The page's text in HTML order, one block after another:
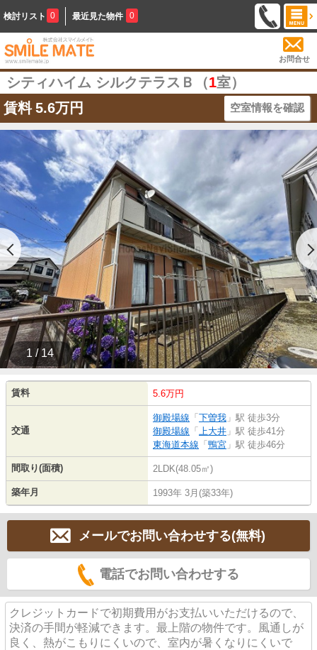
検討リスト 0 最近見た物件 0
お問合せ
シティハイム シルクテラスＢ（1室）
賃料 5.6万円 空室情報を確認
1 / 14
賃料 5.6万円
交通
御殿場線 「 下曽我 」駅 徒歩3分
御殿場線 「 上大井 」駅 徒歩41分
東海道本線 「 鴨宮 」駅 徒歩46分
間取り(面積) 2LDK(48.05㎡)
築年月 1993年 3月(築33年)
メールでお問い合わせする(無料)
電話でお問い合わせする
クレジットカードで初期費用がお支払いいただけるので、
決済の手間が軽減できます。最上階の物件です。風通しが
良く、熱がこもりにくいので、室内が暑くなりにくいで